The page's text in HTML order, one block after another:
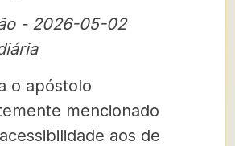
- 2026-05-02
o apóstolo
mencionado
aos de